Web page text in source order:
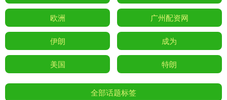
欧洲 广州配资网
伊朗 成为
美国 特朗
全部话题标签